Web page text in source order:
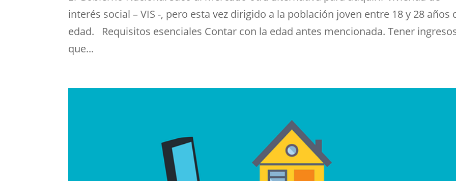
interés social – VIS -, pero esta vez dirigido a la población joven entre 18 y 28 años
edad. Requisitos esenciales Contar con la edad antes mencionada. Tener
que...